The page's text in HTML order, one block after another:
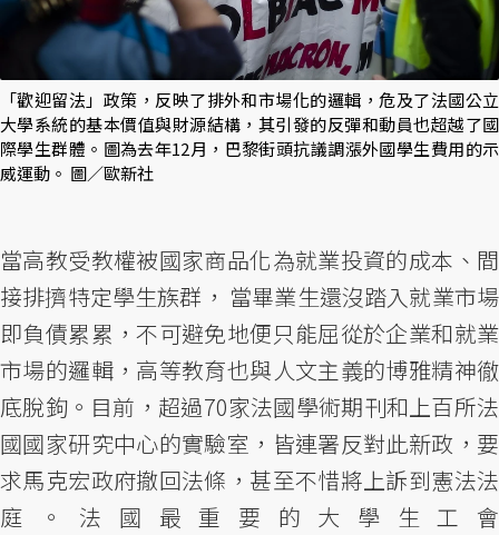
「歡迎留法」政策，反映了排外和市場化的邏輯，危及了法國公立
大學系統的基本價值與財源結構，其引發的反彈和動員也超越了國
際學生群體。圖為去年12月，巴黎街頭抗議調漲外國學生費用的示
威運動。 圖／歐新社
當高教受教權被國家商品化為就業投資的成本、間
接排擠特定學生族群， 當畢業生還沒踏入就業市場
即負債累累，不可避免地便只能屈從於企業和就業
市場的邏輯，高等教育也與人文主義的博雅精神徹
底脫鉤。目前，超過70家法國學術期刊和上百所法
國國家研究中心的實驗室，皆連署反對此新政，要
求馬克宏政府撤回法條，甚至不惜將上訴到憲法法
庭。法國最重要的大學生工會